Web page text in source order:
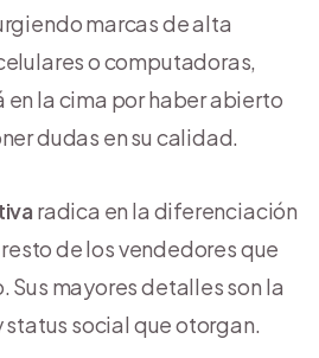
marcas de alta
o computadoras,
la cima por haber abierto
dudas en su calidad.
radica en la diferenciación
de los vendedores que
Sus mayores detalles son la
social que otorgan.